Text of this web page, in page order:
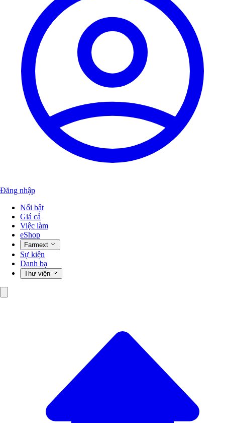
Đăng nhập
Nổi bật
Giá cả
Việc làm
eShop
Farmext
Sự kiện
Danh bạ
Thư viện